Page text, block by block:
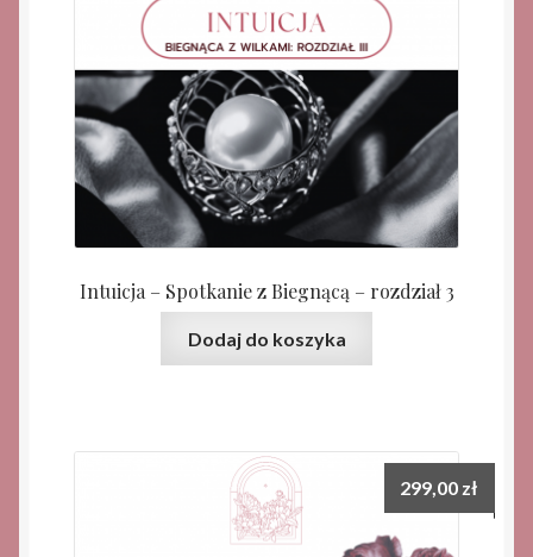
Intuicja – Spotkanie z Biegnącą – rozdział 3
Dodaj do koszyka
299,00 zł